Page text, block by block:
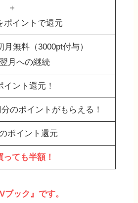
＋
ポイントで還元
無料（3000pt付与）
月への継続
イント還元！
のポイントがもらえる！
ポイント還元
ても半額！
ック』です。